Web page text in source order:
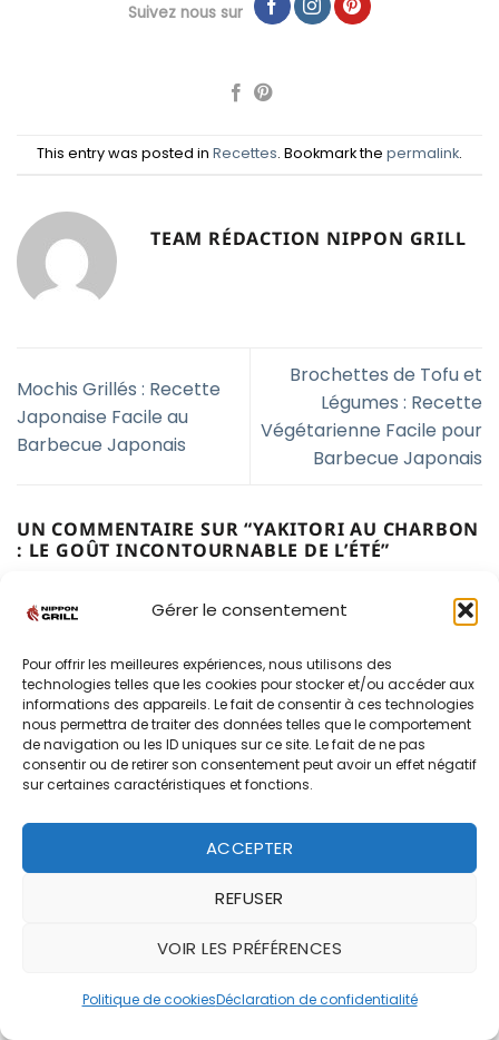
Gérer le consentement
Pour offrir les meilleures expériences, nous utilisons des
technologies telles que les cookies pour stocker et/ou accéder aux
informations des appareils. Le fait de consentir à ces technologies
nous permettra de traiter des données telles que le comportement
de navigation ou les ID uniques sur ce site. Le fait de ne pas
consentir ou de retirer son consentement peut avoir un effet négatif
sur certaines caractéristiques et fonctions.
ACCEPTER
REFUSER
VOIR LES PRÉFÉRENCES
Politique de cookiesDéclaration de confidentialité
Suivez nous sur
This entry was posted in Recettes. Bookmark the permalink.
TEAM RÉDACTION NIPPON GRILL
Mochis Grillés : Recette
Japonaise Facile au
Barbecue Japonais
Brochettes de Tofu et
Légumes : Recette
Végétarienne Facile pour
Barbecue Japonais
UN COMMENTAIRE SUR “YAKITORI AU CHARBON
: LE GOÛT INCONTOURNABLE DE L’ÉTÉ”
Ping de retour:
Test & Avis : Konro grill premium en
diatomite japonais- nippon-grill
Laisser un commentaire
Votre adresse e-mail ne sera pas publiée.Les
champs obligatoires sont indiqués avec
Nom*